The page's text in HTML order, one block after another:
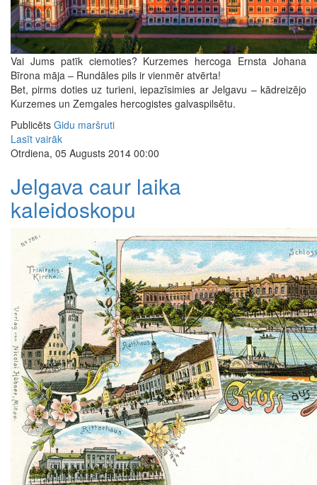
Vai Jums patīk ciemoties? Kurzemes hercoga Ernsta Johana
Bīrona māja – Rundāles pils ir vienmēr atvērta!
Bet, pirms doties uz turieni, iepazīsimies ar Jelgavu – kādreizējo
Kurzemes un Zemgales hercogistes galvaspilsētu.
Publicēts Gidu maršruti
Lasīt vairāk
Otrdiena, 05 Augusts 2014 00:00
Jelgava caur laika
kaleidoskopu